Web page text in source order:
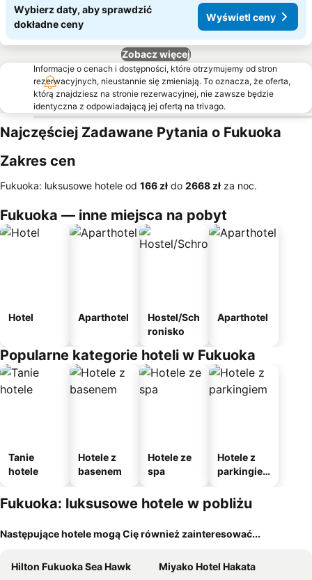
Wybierz daty, aby sprawdzić
dokładne ceny
Wyświetl ceny
Zobacz więcej
Informacje o cenach i dostępności, które otrzymujemy od stron
rezerwacyjnych, nieustannie się zmieniają. To oznacza, że oferta,
którą znajdziesz na stronie rezerwacyjnej, nie zawsze będzie
identyczna z odpowiadającą jej ofertą na trivago.
Najczęściej Zadawane Pytania o Fukuoka
Zakres cen
Fukuoka: luksusowe hotele od ‎166 zł do ‎2668 zł za noc.
Fukuoka — inne miejsca na pobyt
Hotel Aparthotel
Hostel/Sch
ronisko
Aparthotel
Popularne kategorie hoteli w Fukuoka
Tanie
hotele
Hotele z
basenem
Hotele ze
spa
Hotele z
parkingie
Fukuoka: luksusowe hotele w pobliżu
Następujące hotele mogą Cię również zainteresować...
Hilton Fukuoka Sea Hawk
Miyako Hotel Hakata